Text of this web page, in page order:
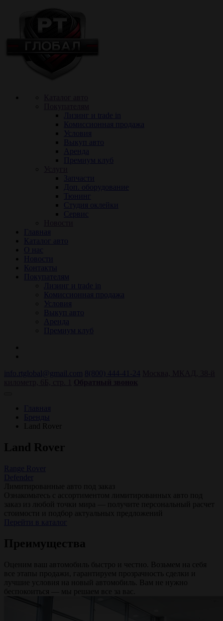
Лизинг и trade in
Комиссионная продажа
Условия
Выкуп авто
Аренда
Премиум клуб
Запчасти
Доп. оборудование
Тюнинг
Cтудия оклейки
Сервис
Главная
Каталог авто
О нас
Новости
Контакты
Покупателям
Лизинг и trade in
Комиссионная продажа
Условия
Выкуп авто
Аренда
Премиум клуб
info.rtglobal@gmail.com 8(800) 444-41-24
Главная
Бренды
Land Rover
Land Rover
Range Rover
Defender
Лимитированные авто под заказ
Ознакомьтесь с ассортиментом лимитированных авто под
заказ из любой точки мира — получите персональный расчет
стоимости и подбор актуальных предложений
Перейти в каталог
Преимущества
Оценим ваш автомобиль быстро и честно. Возьмем на себя
все этапы продажи, гарантируем прозрачность сделки и
лучшие условия на новый автомобиль. Вам не нужно
беспокоиться — мы решаем все за вас.